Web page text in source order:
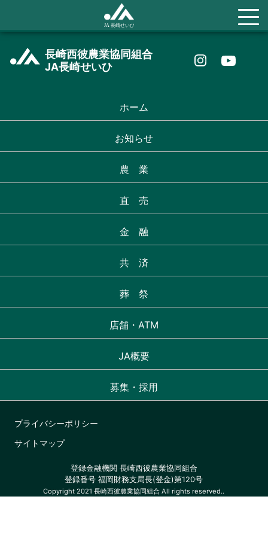
長崎西彼農業協同組合
JA長崎せいひ
ホーム
お知らせ
農 業
直 売
金 融
共 済
葬 祭
店舗・ATM
JA概要
募集・採用
プライバシーポリシー
サイトマップ
登録金融機関 長崎西彼農業協同組合
登録番号 福岡財務支局長(登金)第120号
Copyright 2021 長崎西彼農業協同組合 All rights reserved..